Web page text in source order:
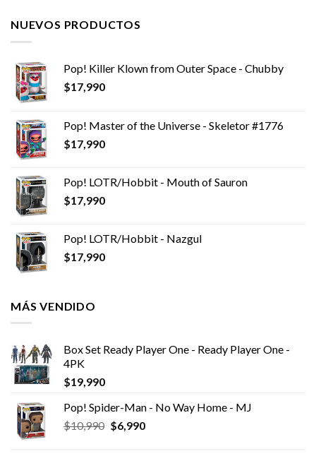
NUEVOS PRODUCTOS
Pop! Killer Klown from Outer Space - Chubby
$17,990
Pop! Master of the Universe - Skeletor #1776
$17,990
Pop! LOTR/Hobbit - Mouth of Sauron
$17,990
Pop! LOTR/Hobbit - Nazgul
$17,990
MÁS VENDIDO
Box Set Ready Player One - Ready Player One -
4PK
$19,990
Pop! Spider-Man - No Way Home - MJ
$10,990 El
$6,990El